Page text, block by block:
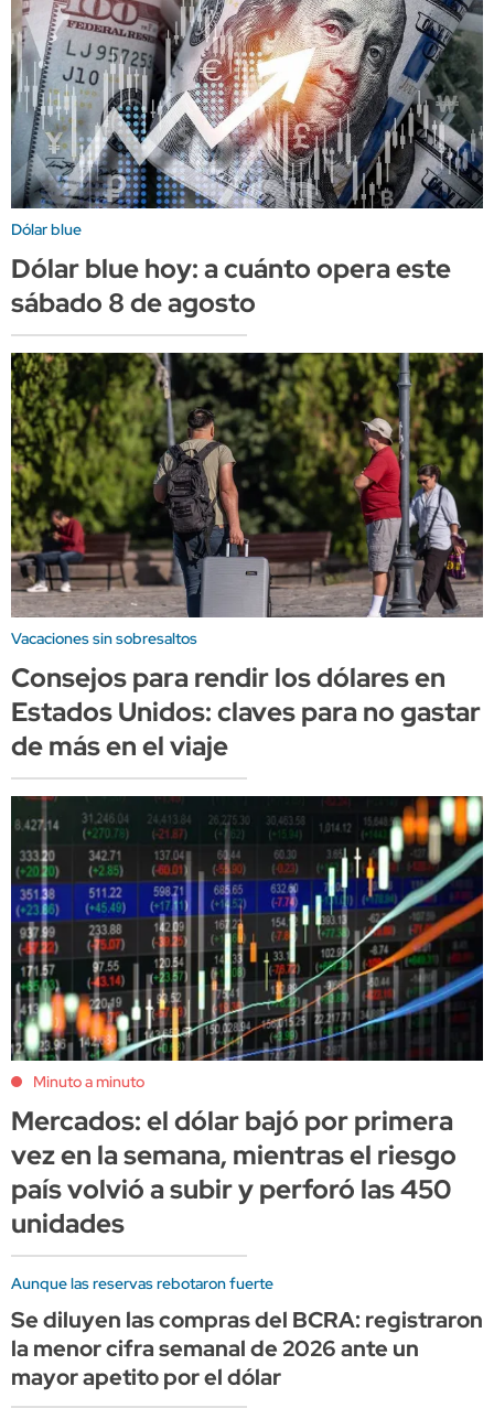
Dólar blue
Dólar blue hoy: a cuánto opera este
sábado 8 de agosto
Vacaciones sin sobresaltos
Consejos para rendir los dólares en
Estados Unidos: claves para no gastar
de más en el viaje
Minuto a minuto
Mercados: el dólar bajó por primera
vez en la semana, mientras el riesgo
país volvió a subir y perforó las 450
unidades
Aunque las reservas rebotaron fuerte
Se diluyen las compras del BCRA: registraron
la menor cifra semanal de 2026 ante un
mayor apetito por el dólar